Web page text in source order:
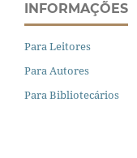
INFORMAÇÕES
Para Leitores
Para Autores
Para Bibliotecários